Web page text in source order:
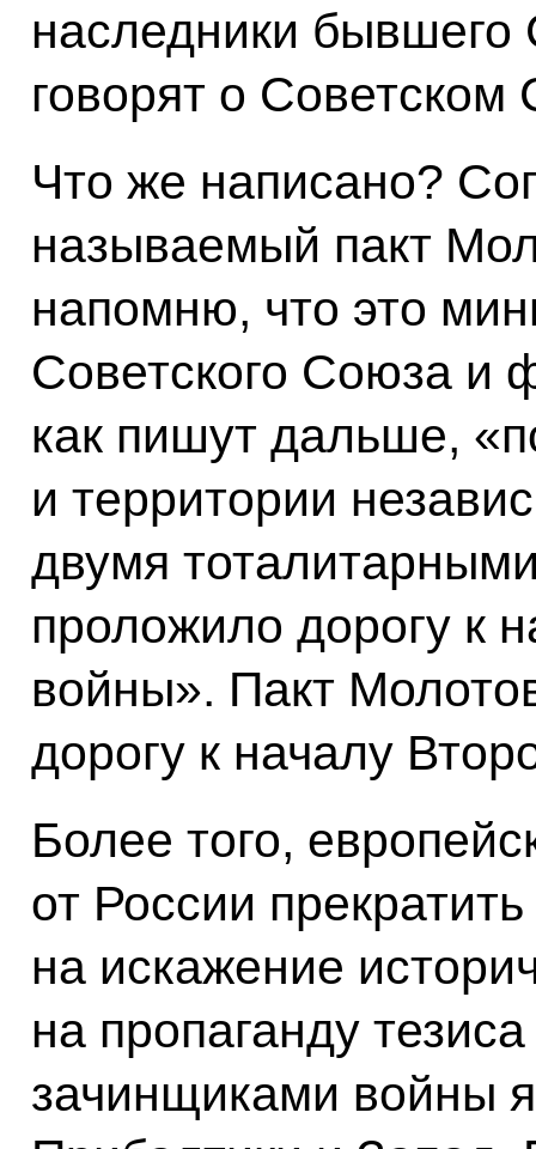
наследники бывшего
говорят о Советском
Что же написано?
называемый пакт
напомню, что это
Советского Союза и
как пишут дальше,
и территории
двумя
проложило дорогу к
войны». Пакт
дорогу к началу
Более того,
от России
на искажение
на пропаганду
зачинщиками войны